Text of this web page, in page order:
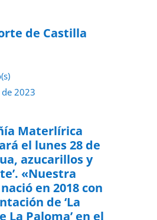
de Castilla
2023
Materlírica
el lunes 28 de
azucarillos y
«Nuestra
en 2018 con
de ‘La
La Paloma’ en el